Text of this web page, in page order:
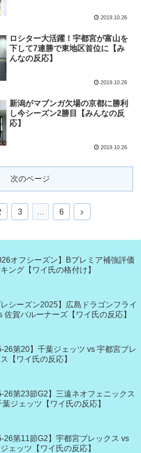
2019.10.26
ロシター大活躍！宇都宮が富山を
下して7連勝で東地区首位に【み
んなの反応】
2019.10.26
新潟がマブンガ欠場の京都に勝利
し今シーズン2勝目【みんなの反
応】
2019.10.26
次のページ
3 … 6
次
オフシーズン】Bプレミア補強評価
ング【ワイ氏の格付け】
レシーズン2025】広島ドラゴンフライ
佐賀バルーナーズ【ワイ氏の反応】
26第20】千葉ジェッツ vs 宇都宮ブレ
【ワイ氏の反応】
26第23節G2】三遠ネオフェニックス
葉ジェッツ【ワイ氏の反応】
26第11節G2】宇都宮ブレックス vs
ェッツ【ワイ氏の反応】